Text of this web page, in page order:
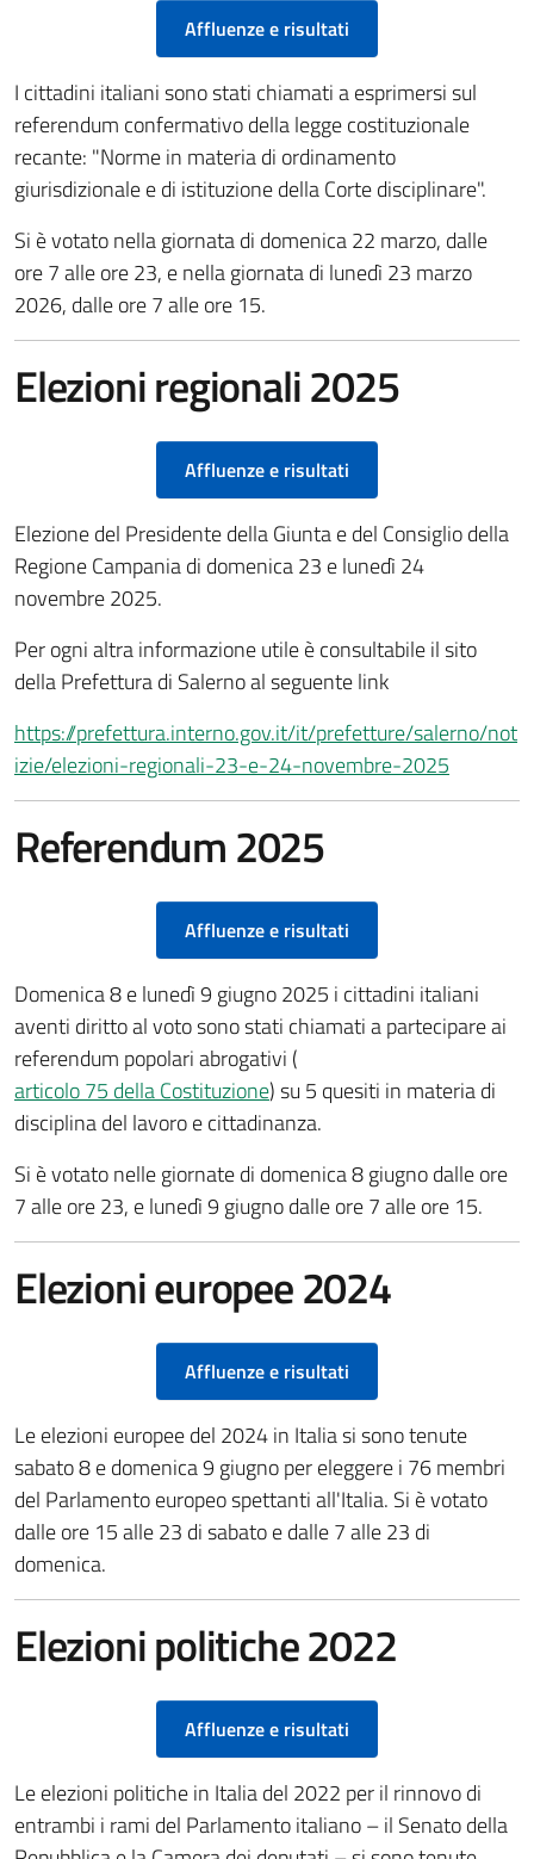
Affluenze e risultati
I cittadini italiani sono stati chiamati a esprimersi sul
referendum confermativo della legge costituzionale
recante: "Norme in materia di ordinamento
giurisdizionale e di istituzione della Corte disciplinare".
Si è votato nella giornata di domenica 22 marzo, dalle
ore 7 alle ore 23, e nella giornata di lunedì 23 marzo
2026, dalle ore 7 alle ore 15.
Elezioni regionali 2025
Affluenze e risultati
Elezione del Presidente della Giunta e del Consiglio della
Regione Campania di domenica 23 e lunedì 24
novembre 2025.
Per ogni altra informazione utile è consultabile il sito
della Prefettura di Salerno al seguente link
https://prefettura.interno.gov.it/it/prefetture/salerno/not
izie/elezioni-regionali-23-e-24-novembre-2025
Referendum 2025
Affluenze e risultati
Domenica 8 e lunedì 9 giugno 2025 i cittadini italiani
aventi diritto al voto sono stati chiamati a partecipare ai
referendum popolari abrogativi (
articolo 75 della Costituzione) su 5 quesiti in materia di
disciplina del lavoro e cittadinanza.
Si è votato nelle giornate di domenica 8 giugno dalle ore
7 alle ore 23, e lunedì 9 giugno dalle ore 7 alle ore 15.
Elezioni europee 2024
Affluenze e risultati
Le elezioni europee del 2024 in Italia si sono tenute
sabato 8 e domenica 9 giugno per eleggere i 76 membri
del Parlamento europeo spettanti all'Italia. Si è votato
dalle ore 15 alle 23 di sabato e dalle 7 alle 23 di
domenica.
Elezioni politiche 2022
Affluenze e risultati
Le elezioni politiche in Italia del 2022 per il rinnovo di
entrambi i rami del Parlamento italiano – il Senato della